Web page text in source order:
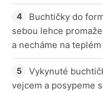
Buchtičky do
sebou lehce
a necháme na
Vykynuté
vejcem a posypeme